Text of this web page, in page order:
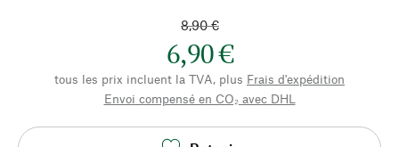
8,90 €
6,90 €
tous les prix incluent la TVA, plus Frais d'expédition
Envoi compensé en CO₂ avec DHL